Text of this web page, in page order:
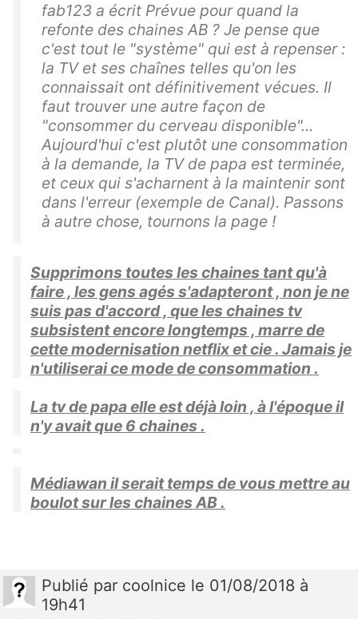
fab123 a écrit Prévue pour quand la
refonte des chaines AB ? Je pense que
c'est tout le "système" qui est à repenser :
la TV et ses chaînes telles qu'on les
connaissait ont définitivement vécues. Il
faut trouver une autre façon de
"consommer du cerveau disponible"...
Aujourd'hui c'est plutôt une consommation
à la demande, la TV de papa est terminée,
et ceux qui s'acharnent à la maintenir sont
dans l'erreur (exemple de Canal). Passons
à autre chose, tournons la page !
Supprimons toutes les chaines tant qu'à
faire , les gens agés s'adapteront , non je ne
suis pas d'accord , que les chaines tv
subsistent encore longtemps , marre de
cette modernisation netflix et cie . Jamais je
n'utiliserai ce mode de consommation .
La tv de papa elle est déjà loin , à l'époque il
n'y avait que 6 chaines .
Médiawan il serait temps de vous mettre au
boulot sur les chaines AB .
Publié par coolnice le 01/08/2018 à
19h41